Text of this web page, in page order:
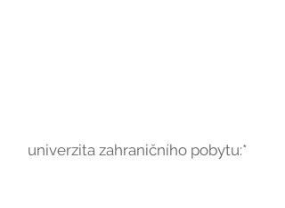
univerzita zahraničního pobytu:*